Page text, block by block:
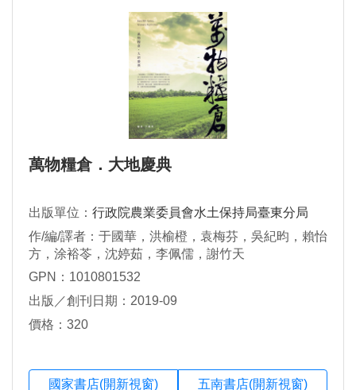
萬物糧倉．大地慶典
出版單位： 行政院農業委員會水土保持局臺東分局
作/編/譯者：于國華，洪榆橙，袁梅芬，吳紀昀，賴怡
方，涂裕苓，沈婷茹，李佩儒，謝竹天
GPN：1010801532
出版／創刊日期：2019-09
價格：320
國家書店(開新視窗) 五南書店(開新視窗)